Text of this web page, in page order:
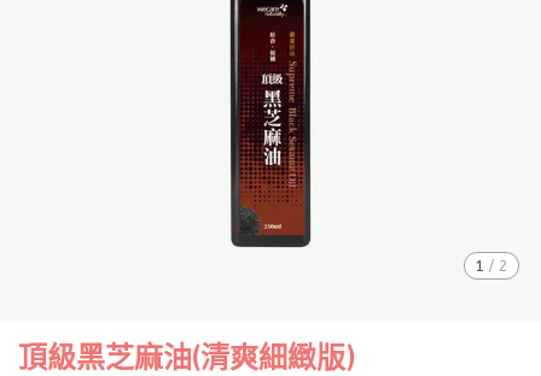
1 / 2
頂級黑芝麻油(清爽細緻版)